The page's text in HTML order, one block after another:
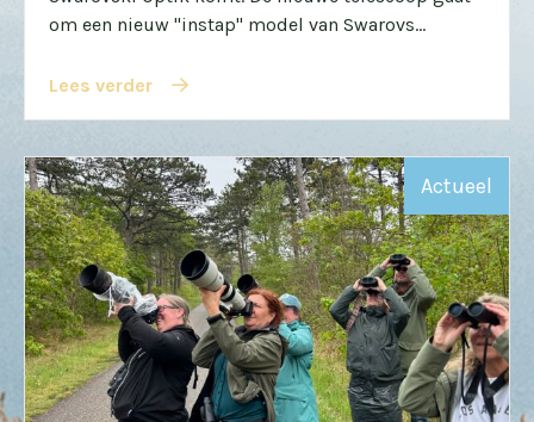
om een nieuw "instap" model van Swarovs...
Lees verder
Actueel